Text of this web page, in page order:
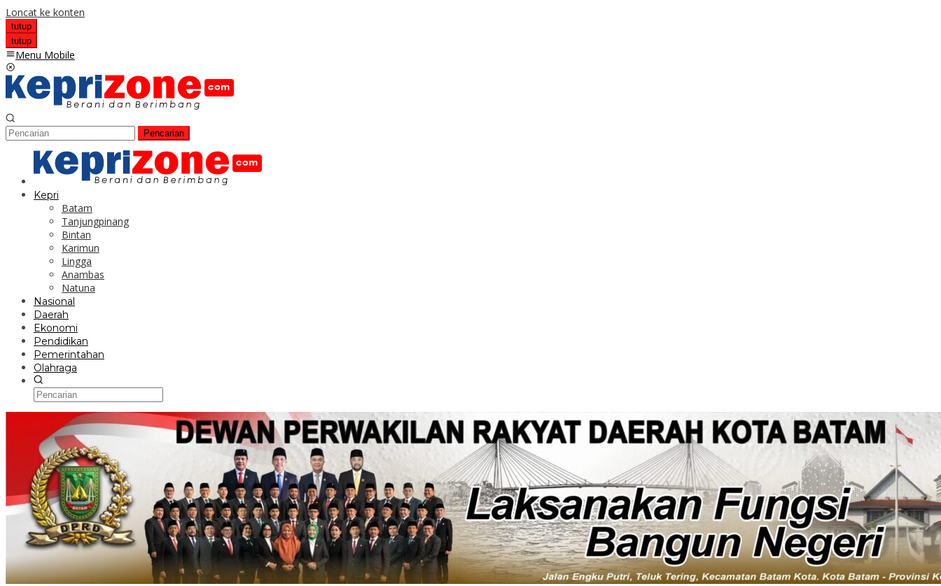
Loncat ke konten
tutup
tutup
Menu Mobile
Pencarian
Kepri
Batam
Tanjungpinang
Bintan
Karimun
Lingga
Anambas
Natuna
Nasional
Daerah
Ekonomi
Pendidikan
Pemerintahan
Olahraga